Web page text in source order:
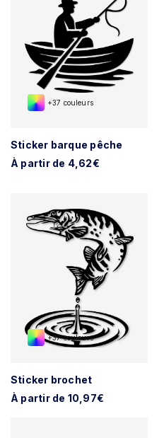
+37 couleurs
Sticker barque pêche
À partir de 4,62€
+37 couleurs
Sticker brochet
À partir de 10,97€